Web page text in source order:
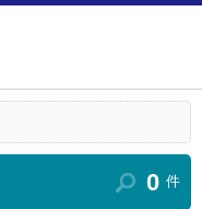
0 件